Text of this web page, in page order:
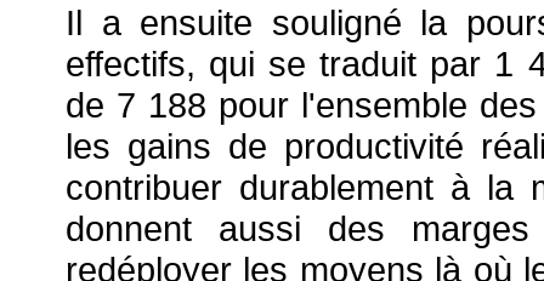
Il a ensuite souligné la
effectifs, qui se traduit par 1
de 7 188 pour l'ensemble
les gains de productivité
contribuer durablement à la
donnent aussi des
redéployer les moyens là où